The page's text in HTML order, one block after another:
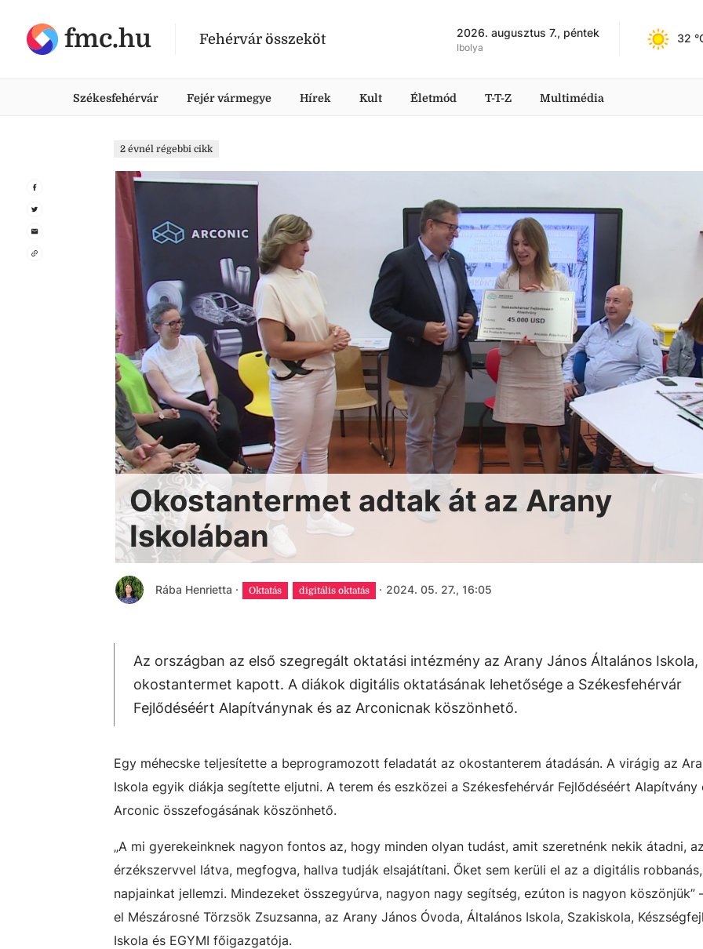
fmc.hu Fehérvár összeköt 2026. augusztus 7., péntek
Ibolya
32
Székesfehérvár Fejér vármegye Hírek Kult Életmód T-T-Z Multimédia
2 évnél régebbi cikk
Okostantermet adtak át az Arany
Iskolában
Rába Henrietta · Oktatás digitális oktatás · 2024. 05. 27., 16:05
Az országban az első szegregált oktatási intézmény az Arany János Általános Iskola,
okostantermet kapott. A diákok digitális oktatásának lehetősége a Székesfehérvár
Fejlődéséért Alapítványnak és az Arconicnak köszönhető.
Egy méhecske teljesítette a beprogramozott feladatát az okostanterem átadásán. A virágig az
Iskola egyik diákja segítette eljutni. A terem és eszközei a Székesfehérvár Fejlődéséért Alapítvány
Arconic összefogásának köszönhető.
„A mi gyerekeinknek nagyon fontos az, hogy minden olyan tudást, amit szeretnénk nekik átadni,
érzékszervvel látva, megfogva, hallva tudják elsajátítani. Őket sem kerüli el az a digitális
napjainkat jellemzi. Mindezeket összegyúrva, nagyon nagy segítség, ezúton is nagyon köszönjük”
el Mészárosné Törzsök Zsuzsanna, az Arany János Óvoda, Általános Iskola, Szakiskola,
Iskola és EGYMI főigazgatója.